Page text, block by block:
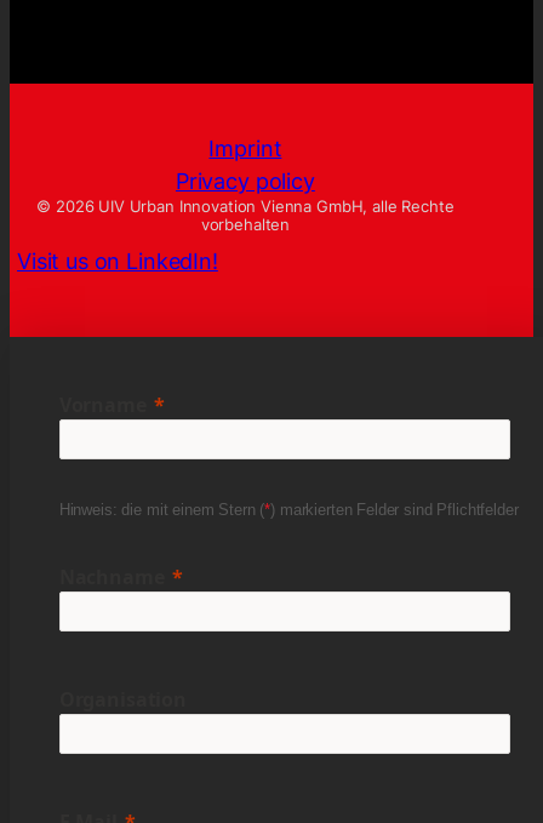
Imprint
Privacy policy
© 2026 UIV Urban Innovation Vienna GmbH, alle Rechte
vorbehalten
Visit us on LinkedIn!
Hinweis: die mit einem Stern (*) markierten Felder sind Pflichtfelder